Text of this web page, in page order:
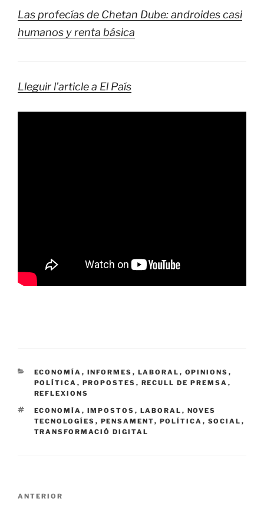
Las profecías de Chetan Dube: androides casi
humanos y renta básica
Lleguir l’article a El País
CATEGORÍAS
ECONOMÍA , INFORMES , LABORAL , OPINIONS ,
POLÍTICA , PROPOSTES , RECULL DE PREMSA ,
REFLEXIONS
ETIQUETAS
ECONOMÍA , IMPOSTOS , LABORAL , NOVES
TECNOLOGÍES , PENSAMENT, POLÍTICA , SOCIAL ,
TRANSFORMACIÓ DIGITAL
Navegación
Entrada
ANTERIOR